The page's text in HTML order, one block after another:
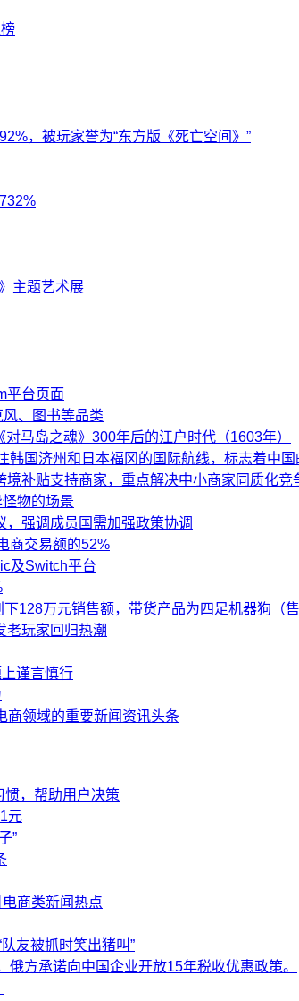
，被玩家誉为“东方版《死亡空间》”
主题艺术展
平台页面
、图书等品类
马岛之魂》300年后的江户时代（1603年）
韩国济州和日本福冈的国际航线，标志着中
补贴支持商家，重点解决中小商家同质化竞
物的场景
强调成员国需加强政策协调
商交易额的52%
及Switch平台
128万元销售额，带货产品为四足机器狗（售
老玩家回归热潮
谨言慎行
商领域的重要新闻资讯头条
惯，帮助用户决策
元
”
商类新闻热点
友被抓时笑出猪叫”
方承诺向中国企业开放15年税收优惠政策。